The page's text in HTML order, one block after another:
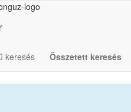
keresés Összetett keresés